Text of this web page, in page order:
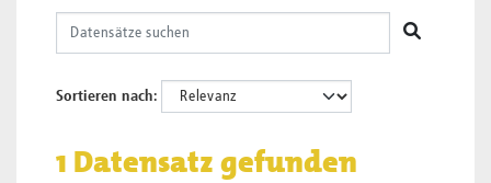
Sortieren nach
1 Datensatz gefunden